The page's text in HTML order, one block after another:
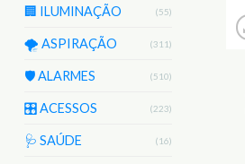
🏢 ILUMINAÇÃO (55)
🌪️ ASPIRAÇÃO (311)
🛡️ ALARMES (510)
🎛️ ACESSOS (223)
🩺 SAÚDE (16)